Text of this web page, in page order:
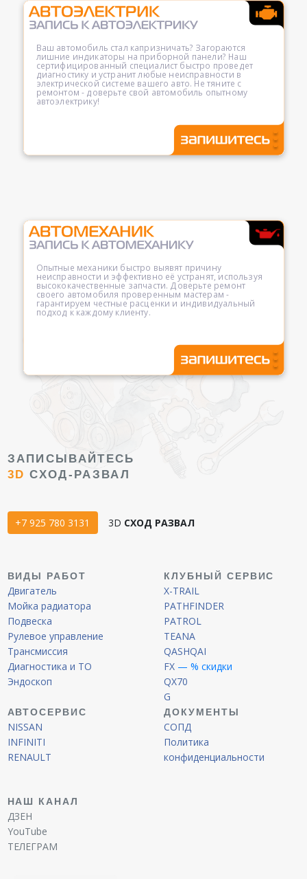
Ваш автомобиль стал капризничать? Загораются
лишние индикаторы на приборной панели? Наш
сертифицированный специалист быстро проведет
диагностику и устранит любые неисправности в
электрической системе вашего авто. Не тяните с
ремонтом - доверьте свой автомобиль опытному
автоэлектрику!
Опытные механики быстро выявят причину
неисправности и эффективно её устранят, используя
высококачественные запчасти. Доверьте ремонт
своего автомобиля проверенным мастерам -
гарантируем честные расценки и индивидуальный
подход к каждому клиенту.
ЗАПИСЫВАЙТЕСЬ
3D СХОД-РАЗВАЛ
+7 925 780 3131 3D СХОД РАЗВАЛ
ВИДЫ РАБОТ
Двигатель
Мойка радиатора
Подвеска
Рулевое управление
Трансмиссия
Диагностика и ТО
Эндоскоп
КЛУБНЫЙ СЕРВИС
X-TRAIL
PATHFINDER
PATROL
TEANA
QASHQAI
FX — % скидки
QX70
G
АВТОСЕРВИС
NISSAN
INFINITI
RENAULT
ДОКУМЕНТЫ
СОПД
Политика
конфиденциальности
НАШ КАНАЛ
ДЗЕН
YouTube
ТЕЛЕГРАМ